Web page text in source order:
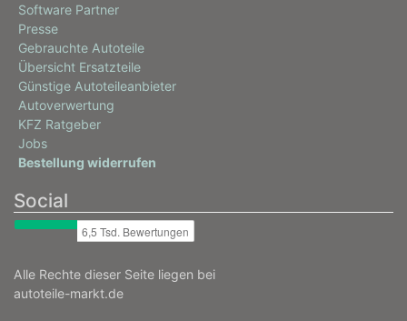
Software Partner
Presse
Gebrauchte Autoteile
Übersicht Ersatzteile
Günstige Autoteileanbieter
Autoverwertung
KFZ Ratgeber
Jobs
Bestellung widerrufen
Social
Alle Rechte dieser Seite liegen bei
autoteile-markt.de